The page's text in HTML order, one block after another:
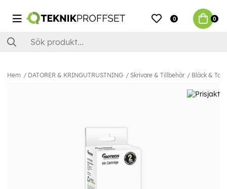
0 0
Hem DATORER & KRINGUTRUSTNING Skrivare & Tillbehör Bläck &